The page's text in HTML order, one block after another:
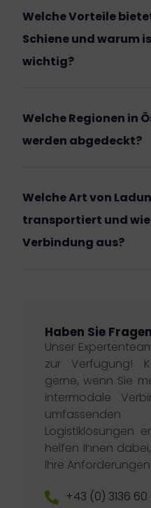
Welche Vorteile
Schiene und warum
wichtig?
Welche Regionen in
werden abgedeckt?
Welche Art von
transportiert und
Verbindung aus?
Haben Sie
Unser
zur Verfügung!
gerne, wenn Sie
intermodale
Logistiklösungen
helfen Ihnen
Ihre
+43 (0) 3136